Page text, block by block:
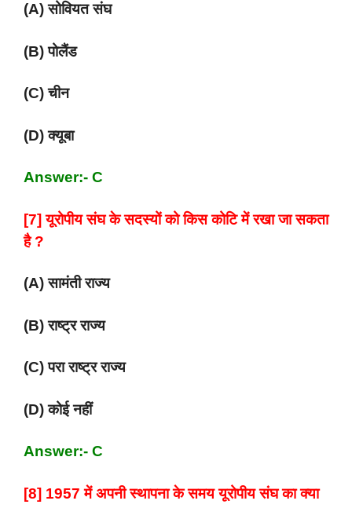
(A) सोवियत संघ
(B) पोलैंड
(C) चीन
(D) क्यूबा
Answer:- C
[7] यूरोपीय संघ के सदस्यों को किस कोटि में रखा जा सकता
है ?
(A) सामंती राज्य
(B) राष्ट्र राज्य
(C) परा राष्ट्र राज्य
(D) कोई नहीं
Answer:- C
[8] 1957 में अपनी स्थापना के समय यूरोपीय संघ का क्या